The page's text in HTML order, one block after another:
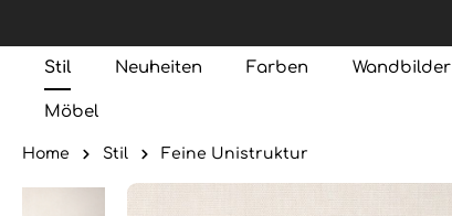
Stil Neuheiten Farben Wandbilder
Möbel
Home Stil Feine Unistruktur